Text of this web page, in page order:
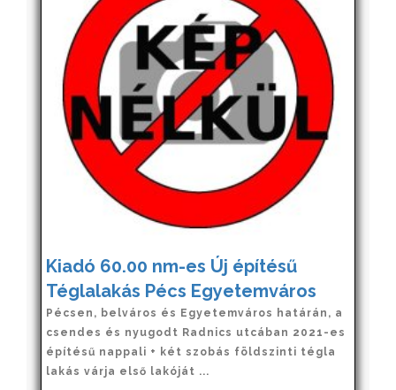
Kiadó 60.00 nm-es Új építésű
Téglalakás Pécs Egyetemváros
Pécsen, belváros és Egyetemváros határán, a
csendes és nyugodt Radnics utcában 2021-es
építésű nappali + két szobás földszinti tégla
lakás várja első lakóját ...